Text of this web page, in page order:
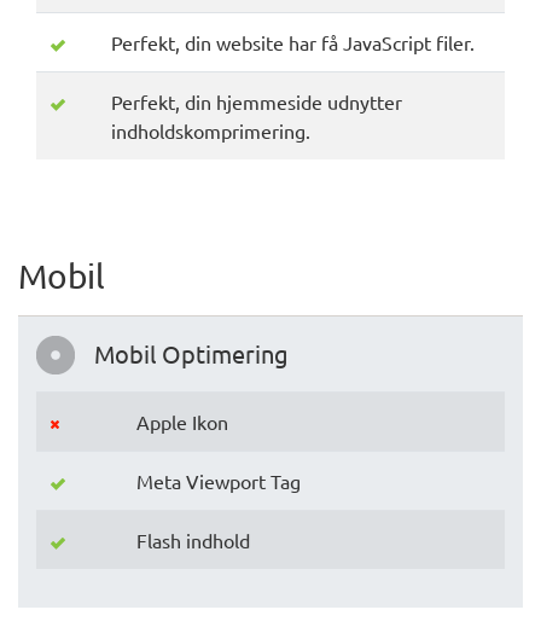
Perfekt, din website har få JavaScript filer.
Perfekt, din hjemmeside udnytter
indholdskomprimering.
Mobil
Mobil Optimering
Apple Ikon
Meta Viewport Tag
Flash indhold